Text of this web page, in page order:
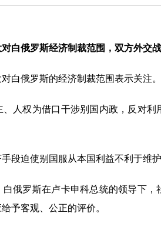
白俄罗斯经济制裁范围，双方外交
俄罗斯的经济制裁范围表示关注。
权为借口干涉别国内政，反对利
迫使别国服从本国利益不利于维
罗斯在卢卡申科总统的领导下，
予客观、公正的评价。